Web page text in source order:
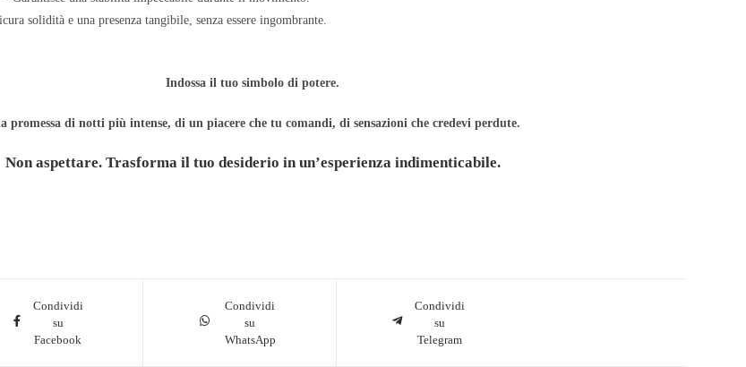
solidità e una presenza tangibile, senza essere ingombrante.
Indossa il tuo simbolo di potere.
promessa di notti più intense, di un piacere che tu comandi, di sensazioni che credevi perdute.
Non aspettare. Trasforma il tuo desiderio in un’esperienza indimenticabile.
Condividi
su
Facebook
Condividi
su
WhatsApp
Condividi
su
Telegram